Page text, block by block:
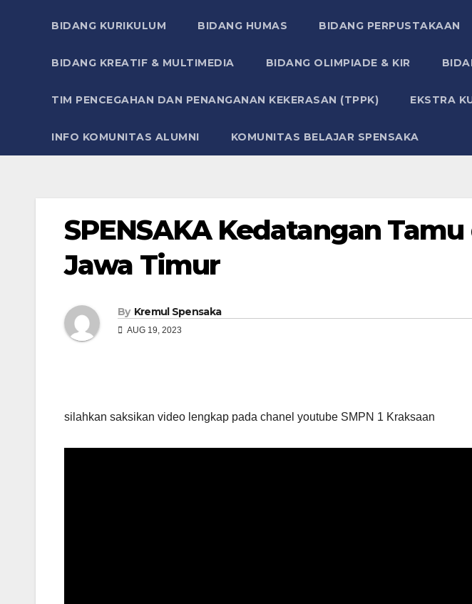
BIDANG KURIKULUM BIDANG HUMAS BIDANG PERPUSTAKAAN
BIDANG KREATIF & MULTIMEDIA BIDANG OLIMPIADE & KIR
TIM PENCEGAHAN DAN PENANGANAN KEKERASAN (TPPK) EKSTRA
INFO KOMUNITAS ALUMNI KOMUNITAS BELAJAR SPENSAKA
SPENSAKA Kedatangan
Jawa Timur
By Kremul Spensaka
AUG 19, 2023
silahkan saksikan video lengkap pada chanel youtube SMPN 1 Kraksaan